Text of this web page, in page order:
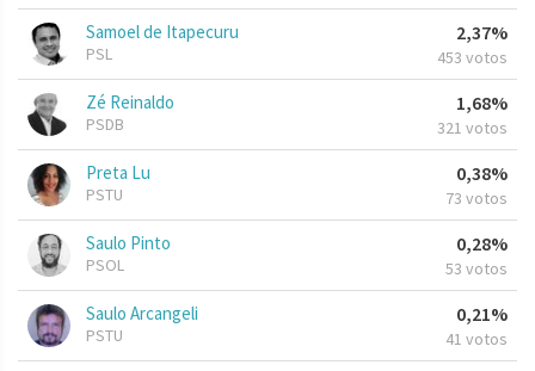
Samoel de Itapecuru
PSL
2,37%
453 votos
Zé Reinaldo
PSDB
1,68%
321 votos
Preta Lu
PSTU
0,38%
73 votos
Saulo Pinto
PSOL
0,28%
53 votos
Saulo Arcangeli
PSTU
0,21%
41 votos